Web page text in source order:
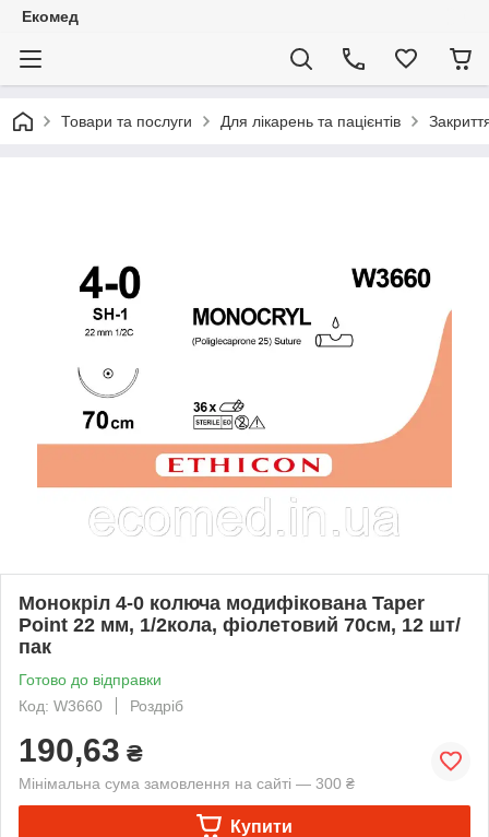
Екомед
Товари та послуги Для лікарень та пацієнтів
Монокріл 4-0 колюча модифікована Taper
Point 22 мм, 1/2кола, фіолетовий 70см, 12 шт/
пак
Готово до відправки
Код: W3660
Роздріб
190,63 ₴
Мінімальна сума замовлення на сайті — 300 ₴
Купити